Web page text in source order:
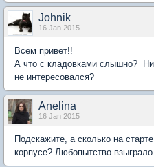
Johnik
16 Jan 2015
Всем привет!!
А что с кладовками слышно?
не интересовался?
Anelina
16 Jan 2015
Подскажите, а сколько на
корпусе? Любопытство